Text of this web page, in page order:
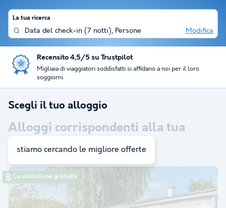
La tua ricerca
Data del check-in (7 notti), Persone Modifica
Recensito 4,5/5 su Trustpilot
Migliaia di viaggiatori soddisfatti si affidano a noi per il loro
soggiorni.
Scegli il tuo alloggio
Alloggi corrispondenti alla tua
ricerca:25
Cancellazione gratuita
stiamo cercando le migliore offerte